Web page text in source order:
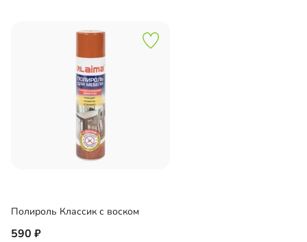
Полироль Классик с воском
590